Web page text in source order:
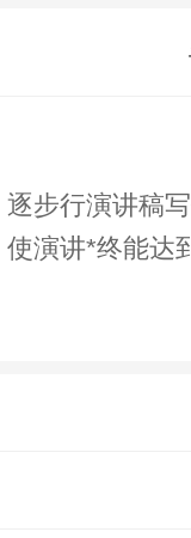
步行演讲稿
演讲*终能达